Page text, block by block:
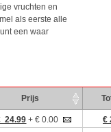
vruchten en
als eerste alle
een waar
Prijs
24.99 + € 0.00
€